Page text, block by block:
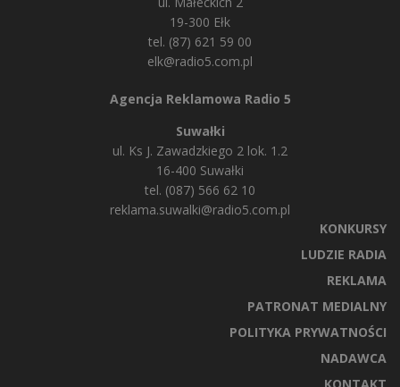
19-300 Ełk
tel. (87) 621 59 00
elk@radio5.com.pl
Agencja Reklamowa Radio 5
Suwałki
ul. Ks J. Zawadzkiego 2 lok. 1.2
16-400 Suwałki
tel. (087) 566 62 10
reklama.suwalki@radio5.com.pl
KONKURSY
LUDZIE RADIA
REKLAMA
PATRONAT MEDIALNY
POLITYKA PRYWATNOŚCI
NADAWCA